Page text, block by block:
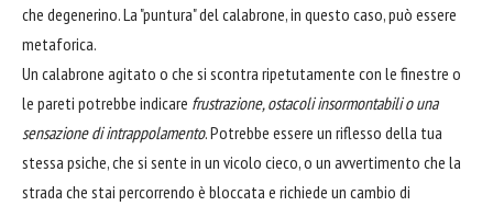
che degenerino. La "puntura" del calabrone, in questo caso, può essere
metaforica.
Un calabrone agitato o che si scontra ripetutamente con le finestre o
le pareti potrebbe indicare frustrazione, ostacoli insormontabili o una
sensazione di intrappolamento. Potrebbe essere un riflesso della tua
stessa psiche, che si sente in un vicolo cieco, o un avvertimento che la
strada che stai percorrendo è bloccata e richiede un cambio di